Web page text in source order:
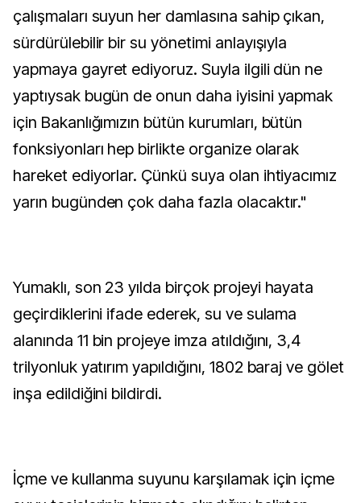
çalışmaları suyun her damlasına sahip çıkan,
sürdürülebilir bir su yönetimi anlayışıyla
yapmaya gayret ediyoruz. Suyla ilgili dün ne
yaptıysak bugün de onun daha iyisini yapmak
için Bakanlığımızın bütün kurumları, bütün
fonksiyonları hep birlikte organize olarak
hareket ediyorlar. Çünkü suya olan ihtiyacımız
yarın bugünden çok daha fazla olacaktır."
Yumaklı, son 23 yılda birçok projeyi hayata
geçirdiklerini ifade ederek, su ve sulama
alanında 11 bin projeye imza atıldığını, 3,4
trilyonluk yatırım yapıldığını, 1802 baraj ve gölet
inşa edildiğini bildirdi.
İçme ve kullanma suyunu karşılamak için içme